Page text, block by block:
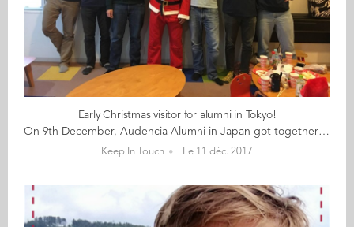
Early Christmas visitor for alumni in Tokyo!
On 9th December, Audencia Alumni in Japan got together at the Oyako Cafe Hokkuru in Asagaya for their traditional Christmas party. Santa began his rounds early and visited the gathering of alumni with gifts for children and adults alike. Audencia t-shirts and boxes of LU biscuits “made in Nantes” topped the list. Thank you everyone for coming all the way to Asagaya to enjoy a very nice Christmas party!
Keep In Touch Le 11 déc. 2017